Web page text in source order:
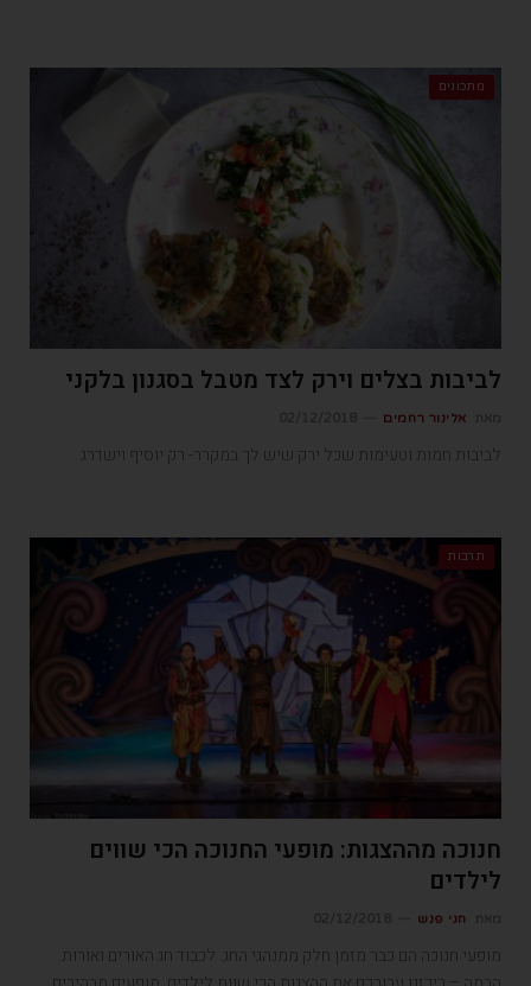
מתכונים
לביבות בצלים וירק לצד מטבל בסגנון בלקני
אלינור רחמים
לביבות חמות וטעימות שכל ירק שיש לך במקרר- רק יוסיף וישדרג
תרבות
חנוכה מההצגות: מופעי החנוכה הכי שווים
לילדים
חני פנש
מופעי חנוכה הם כבר מזמן חלק ממנהגי החג. לכבוד חג האורים ואורות